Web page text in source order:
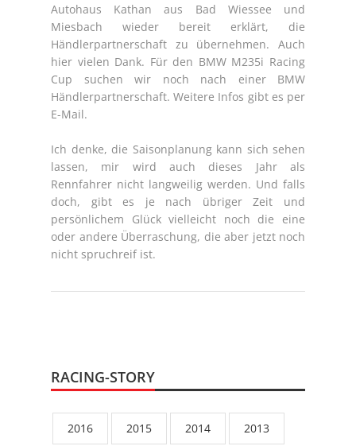
Autohaus Kathan aus Bad Wiessee und
Miesbach wieder bereit erklärt, die
Händlerpartnerschaft zu übernehmen. Auch
hier vielen Dank. Für den BMW M235i Racing
Cup suchen wir noch nach einer BMW
Händlerpartnerschaft. Weitere Infos gibt es per
E-Mail.
Ich denke, die Saisonplanung kann sich sehen
lassen, mir wird auch dieses Jahr als
Rennfahrer nicht langweilig werden. Und falls
doch, gibt es je nach übriger Zeit und
persönlichem Glück vielleicht noch die eine
oder andere Überraschung, die aber jetzt noch
nicht spruchreif ist.
RACING-STORY
2016 2015 2014 2013